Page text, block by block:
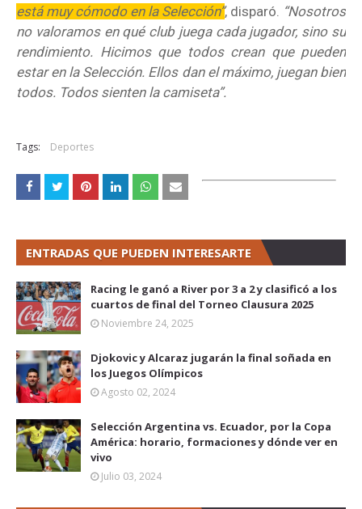
está muy cómodo en la Selección”, disparó. “Nosotros
no valoramos en qué club juega cada jugador, sino su
rendimiento. Hicimos que todos crean que pueden
estar en la Selección. Ellos dan el máximo, juegan bien
todos. Todos sienten la camiseta”.
Tags: Deportes
ENTRADAS QUE PUEDEN INTERESARTE
Racing le ganó a River por 3 a 2 y clasificó a los
cuartos de final del Torneo Clausura 2025
Noviembre 24, 2025
Djokovic y Alcaraz jugarán la final soñada en
los Juegos Olímpicos
Agosto 02, 2024
Selección Argentina vs. Ecuador, por la Copa
América: horario, formaciones y dónde ver en
vivo
Julio 03, 2024